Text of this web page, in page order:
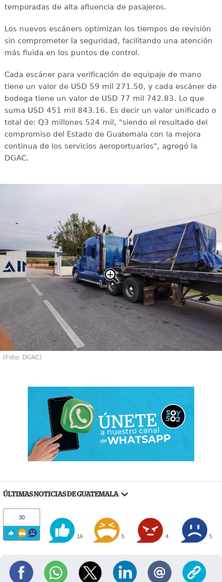
temporadas de alta afluencia de pasajeros.
Los nuevos escáners optimizan los tiempos de revisión
sin comprometer la seguridad, facilitando una atención
más fluida en los puntos de control.
Cada escáner para verificación de equipaje de mano
tiene un valor de USD 59 mil 271.50, y cada escáner de
bodega tiene un valor de USD 77 mil 742.83. Lo que
suma USD 451 mil 843.16. Es decir un valor unificado o
total de: Q3 millones 524 mil, "siendo el resultado del
compromiso del Estado de Guatemala con la mejora
continua de los servicios aeroportuarios", agregó la
DGAC.
(Foto: DGAC)
ÚLTIMAS NOTICIAS DE GUATEMALA
30
16 5 4 5